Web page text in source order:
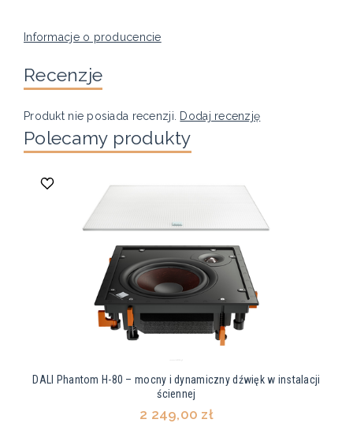
Informacje o producencie
Recenzje
Produkt nie posiada recenzji. Dodaj recenzję
Polecamy produkty
DALI Phantom H-80 – mocny i dynamiczny dźwięk w instalacji
ściennej
2 249,00 zł